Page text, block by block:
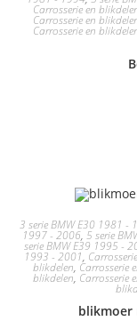
Carrosserie en
Carrosserie en
Carrosserie en
3 serie BMW E30 1981 -
1997 - 2006, 5 serie
serie BMW E39 1995 -
1993 - 2001,
blikdelen, Carrosserie
blikdelen, Carrosserie
blikmoer